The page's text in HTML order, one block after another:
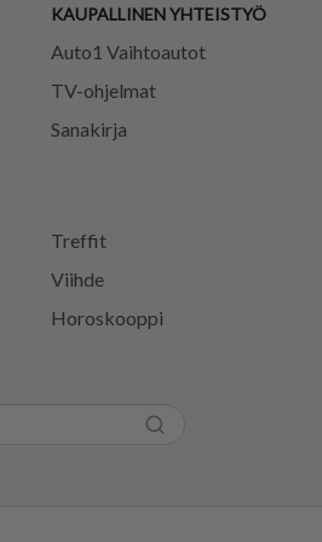
Treffit
Viihde
Horoskooppi
KAUPALLINEN YHTEISTYÖ
Auto1 Vaihtoautot
TV-ohjelmat
Sanakirja